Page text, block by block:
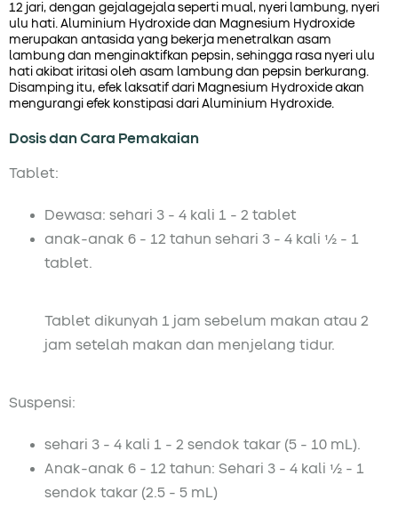
12 jari, dengan gejalagejala seperti mual, nyeri lambung, nyeri
ulu hati. Aluminium Hydroxide dan Magnesium Hydroxide
merupakan antasida yang bekerja menetralkan asam
lambung dan menginaktifkan pepsin, sehingga rasa nyeri ulu
hati akibat iritasi oleh asam lambung dan pepsin berkurang.
Disamping itu, efek laksatif dari Magnesium Hydroxide akan
mengurangi efek konstipasi dari Aluminium Hydroxide.
Dosis dan Cara Pemakaian
Tablet:
Dewasa: sehari 3 - 4 kali 1 - 2 tablet
anak-anak 6 - 12 tahun sehari 3 - 4 kali ½ - 1
tablet.
Tablet dikunyah 1 jam sebelum makan atau 2
jam setelah makan dan menjelang tidur.
Suspensi:
sehari 3 - 4 kali 1 - 2 sendok takar (5 - 10 mL).
Anak-anak 6 - 12 tahun: Sehari 3 - 4 kali ½ - 1
sendok takar (2.5 - 5 mL)